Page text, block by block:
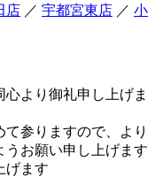
店 ／ 宇都宮東店 ／ 小
心より御礼申し上げま
参りますので、より
お願い申し上げます
げます